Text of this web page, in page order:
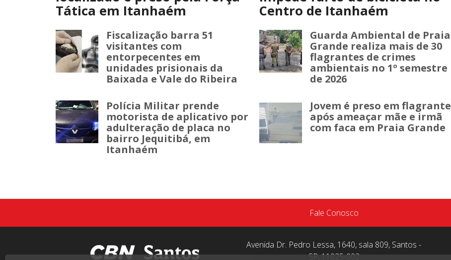
Tática em Itanhaém
Centro de Itanhaém
Fiscalização barra 51
visitantes com
entorpecentes em
unidades prisionais da
Baixada e Vale do Ribeira
Guarda Ambiental de Praia
Grande realiza mais de 30
flagrantes de crimes
ambientais no 1º semestre
de 2026
Polícia Militar prende
motorista de aplicativo por
adulteração de placa no
bairro Jequitibá, em
Itanhaém
Jovem é preso em flagrante
após ameaçar mãe e irmã
com faca em Praia Grande
Fale Conosco
Avenida Dr. Pedro Lessa, 1640, sala 809, Santos -
SP, 11025-002